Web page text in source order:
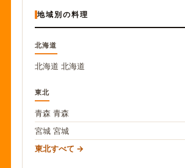
地域別の料理
北海道
北海道 北海道
東北
青森 青森
宮城 宮城
東北すべて